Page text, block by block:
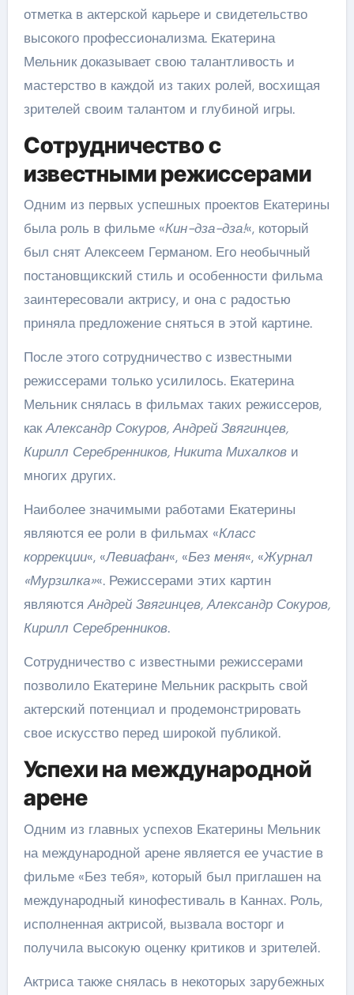
отметка в актерской карьере и свидетельство
высокого профессионализма. Екатерина
Мельник доказывает свою талантливость и
мастерство в каждой из таких ролей, восхищая
зрителей своим талантом и глубиной игры.
Сотрудничество с
известными режиссерами
Одним из первых успешных проектов Екатерины
была роль в фильме «Кин-дза-дза!«, который
был снят Алексеем Германом. Его необычный
постановщикский стиль и особенности фильма
заинтересовали актрису, и она с радостью
приняла предложение сняться в этой картине.
После этого сотрудничество с известными
режиссерами только усилилось. Екатерина
Мельник снялась в фильмах таких режиссеров,
какАлександр Сокуров, Андрей Звягинцев,
Кирилл Серебренников, Никита Михалкови
многих других.
Наиболее значимыми работами Екатерины
являются ее роли в фильмах «Класс
коррекции«, «Левиафан«, «Без меня«, «Журнал
«Мурзилка»«. Режиссерами этих картин
являютсяАндрей Звягинцев, Александр Сокуров,
Кирилл Серебренников.
Сотрудничество с известными режиссерами
позволило Екатерине Мельник раскрыть свой
актерский потенциал и продемонстрировать
свое искусство перед широкой публикой.
Успехи на международной
арене
Одним из главных успехов Екатерины Мельник
на международной арене является ее участие в
фильме «Без тебя», который был приглашен на
международный кинофестиваль в Каннах. Роль,
исполненная актрисой, вызвала восторг и
получила высокую оценку критиков и зрителей.
Актриса также снялась в некоторых зарубежных